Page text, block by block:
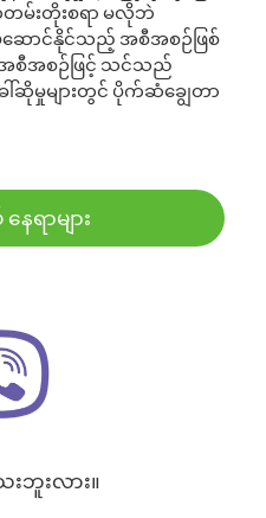
းတိုးစရာ မလိုဘဲ
ောင်နိုင်သည့် အစီအစဉ်ဖြစ်
အစီအစဉ်ဖြင့် သင်သည်
ါ်ဆိုမှုများတွင် ပိုက်ဆံချွေတာ
ရာများ
းဘူးလား။